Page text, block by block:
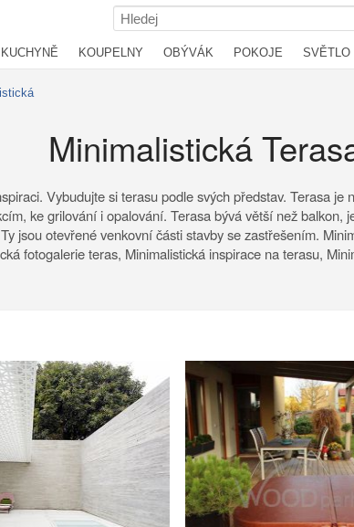
KUCHYNĚ KOUPELNY OBÝVÁK POKOJE SVĚTLO
Minimalistická
Vybudujte si terasu podle svých představ. Terasa
ke grilování i opalování. Terasa bývá větší než
jsou otevřené venkovní části stavby se zastřešením.
fotogalerie teras, Minimalistická inspirace na terasu,